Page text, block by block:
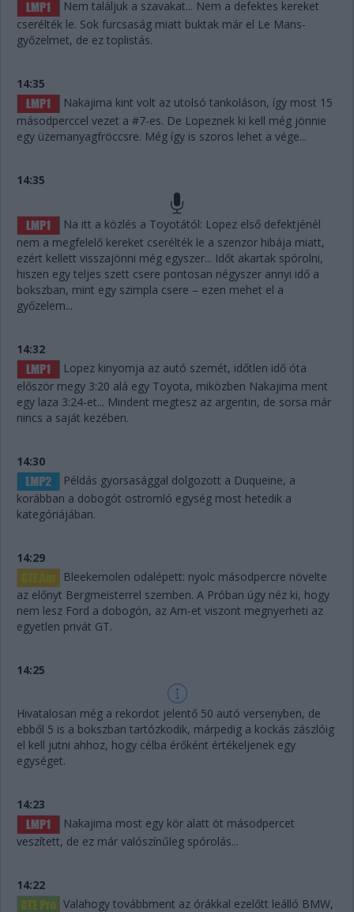
Nem találjuk a szavakat... Nem a defektes kereket
cserélték le. Sok furcsaság miatt buktak már el Le Mans-
győzelmet, de ez toplistás.
14:35
Nakajima kint volt az utolsó tankoláson, így most 15
másodperccel vezet a #7-es. De Lopeznek ki kell még jönnie
egy üzemanyagfröccsre. Még így is szoros lehet a vége...
14:35
Na itt a közlés a Toyotától: Lopez első defektjénél
nem a megfelelő kereket cserélték le a szenzor hibája miatt,
ezért kellett visszajönni még egyszer... Időt akartak spórolni,
hiszen egy teljes szett csere pontosan négyszer annyi idő a
bokszban, mint egy szimpla csere – ezen mehet el a
győzelem...
14:32
Lopez kinyomja az autó szemét, időtlen idő óta
először megy 3:20 alá egy Toyota, miközben Nakajima ment
egy laza 3:24-et... Mindent megtesz az argentin, de sorsa már
nincs a saját kezében.
14:30
Példás gyorsasággal dolgozott a Duqueine, a
korábban a dobogót ostromló egység most hetedik a
kategóriájában.
14:29
Bleekemolen odalépett: nyolc másodpercre növelte
az előnyt Bergmeisterrel szemben. A Próban úgy néz ki, hogy
nem lesz Ford a dobogón, az Am-et viszont megnyerheti az
egyetlen privát GT.
14:25
Hivatalosan még a rekordot jelentő 50 autó versenyben, de
ebből 5 is a bokszban tartózkodik, márpedig a kockás zászlóig
el kell jutni ahhoz, hogy célba érőként értékeljenek egy
egységet.
14:23
Nakajima most egy kör alatt öt másodpercet
veszített, de ez már valószínűleg spórolás...
14:22
Valahogy továbbment az órákkal ezelőtt leálló BMW,